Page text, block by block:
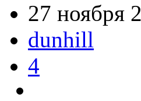
27 ноября
dunhill
4